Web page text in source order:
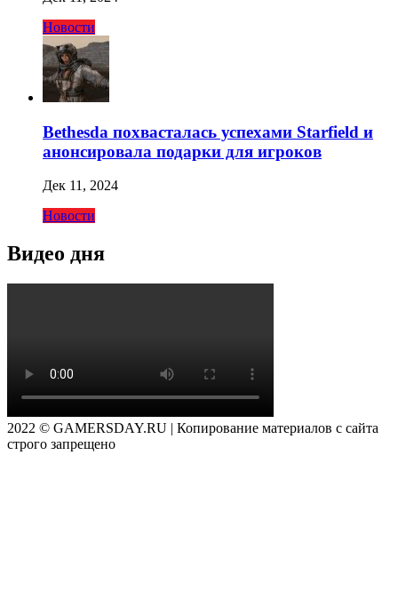
Новости
Bethesda похвасталась успехами Starfield и
анонсировала подарки для игроков
Дек 11, 2024
Новости
Видео дня
2022 © GAMERSDAY.RU | Копирование материалов с сайта
строго запрещено